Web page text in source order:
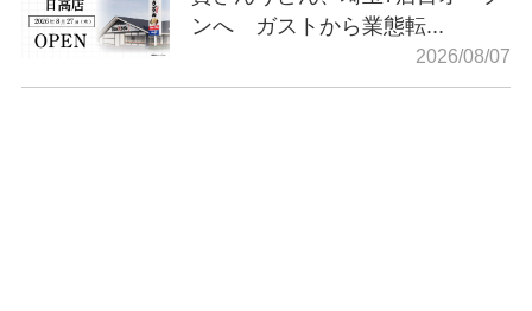
ンへ ガストから業態転...
2026/08/07